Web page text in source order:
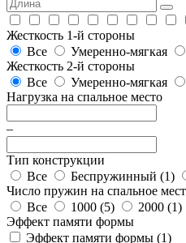
Жесткость 1-й стороны
Все
Умеренно-мягкая
Жесткость 2-й стороны
Все
Умеренно-мягкая
Нагрузка на спальное место
–
Тип конструкции
Все
Беспружинный (1)
Число пружин на спальное
Все
1000 (5) 2000 (1)
Эффект памяти формы
Эффект памяти формы (1)